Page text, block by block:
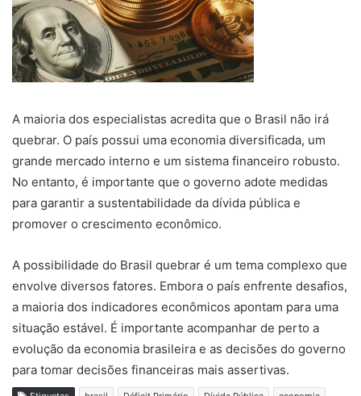
A maioria dos especialistas acredita que o Brasil não irá
quebrar. O país possui uma economia diversificada, um
grande mercado interno e um sistema financeiro robusto.
No entanto, é importante que o governo adote medidas
para garantir a sustentabilidade da dívida pública e
promover o crescimento econômico.
A possibilidade do Brasil quebrar é um tema complexo que
envolve diversos fatores. Embora o país enfrente desafios,
a maioria dos indicadores econômicos apontam para uma
situação estável. É importante acompanhar de perto a
evolução da economia brasileira e as decisões do governo
para tomar decisões financeiras mais assertivas.